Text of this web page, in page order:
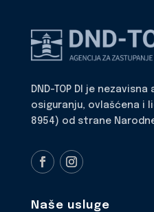
DND-TOP DI je
osiguranju, ovlašćena i
8954) od strane
Naše usluge